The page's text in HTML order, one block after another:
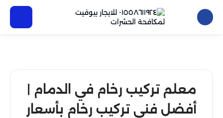
معلم تركيب رخام في الدمام |
أفضل فني تركيب رخام بأسعار